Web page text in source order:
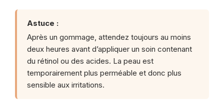
Astuce :
Après un gommage, attendez toujours au moins
deux heures avant d’appliquer un soin contenant
du rétinol ou des acides. La peau est
temporairement plus perméable et donc plus
sensible aux irritations.